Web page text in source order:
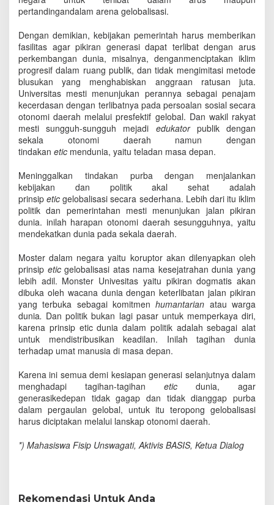
pertandingandalam arena gelobalisasi.
Dengan demikian, kebijakan pemerintah harus memberikan
fasilitas agar pikiran generasi dapat terlibat dengan arus
perkembangan dunia, misalnya, denganmenciptakan iklim
progresif dalam ruang publik, dan tidak mengimitasi metode
blusukan yang menghabiskan anggraan ratusan juta.
Universitas mesti menunjukan perannya sebagai penajam
kecerdasan dengan terlibatnya pada persoalan sosial secara
otonomi daerah melalui presfektif gelobal. Dan wakil rakyat
mesti sungguh-sungguh mejadi edukatorpublik dengan
sekala otonomi daerah namun dengan
tindakan etic mendunia, yaitu teladan masa depan.
Meninggalkan tindakan purba dengan menjalankan
kebijakan dan politik akal sehat adalah
prinsipetic gelobalisasi secara sederhana. Lebih dari itu iklim
politik dan pemerintahan mesti menunjukan jalan pikiran
dunia. inilah harapan otonomi daerah sesungguhnya, yaitu
mendekatkan dunia pada sekala daerah.
Moster dalam negara yaitu koruptor akan dilenyapkan oleh
prinsip eticgelobalisasi atas nama kesejatrahan dunia yang
lebih adil. Monster Univesitas yaitu pikiran dogmatis akan
dibuka oleh wacana dunia dengan keterlibatan jalan pikiran
yang terbuka sebagai komitmen humantarian atau warga
dunia. Dan politik bukan lagi pasar untuk memperkaya diri,
karena prinsip etic dunia dalam politik adalah sebagai alat
untuk mendistribusikan keadilan. Inilah tagihan dunia
terhadap umat manusia di masa depan.
Karena ini semua demi kesiapan generasi selanjutnya dalam
menghadapi tagihan-tagihan etic dunia, agar
generasikedepan tidak gagap dan tidak dianggap purba
dalam pergaulan gelobal, untuk itu teropong gelobalisasi
harus diciptakan melalui lanskap otonomi daerah.
*) Mahasiswa Fisip Unswagati,Aktivis BASIS, Ketua Dialog
Rekomendasi Untuk Anda